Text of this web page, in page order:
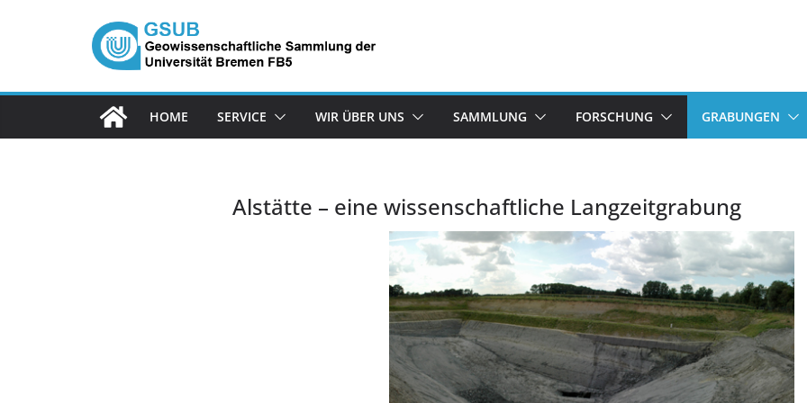
HOME SERVICE WIR ÜBER UNS SAMMLUNG FORSCHUNG GRABUNGEN
Alstätte – eine wissenschaftliche Langzeitgrabung